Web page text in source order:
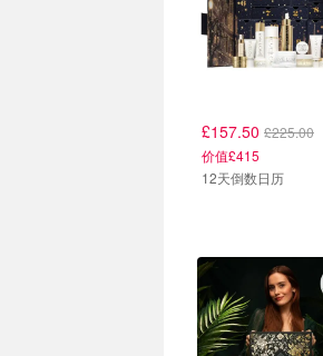
£157.50 £225.00
价值£415
12天倒数日历
热门